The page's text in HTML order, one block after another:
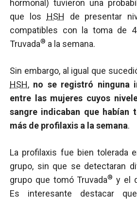
hormonal) tuvieron una
que los HSH de presentar
compatibles con la toma de
Truvada® a la semana.
Sin embargo, al igual que
HSH, no se registró ninguna
entre las mujeres cuyos
sangre indicaban que habían
más de profilaxis a la semana.
La profilaxis fue bien tolerada
grupo, sin que se detectaran
grupo que tomó Truvada® y el
Es interesante destacar